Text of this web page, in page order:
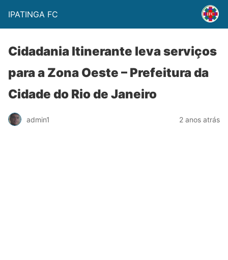
IPATINGA FC
Cidadania Itinerante leva serviços
para a Zona Oeste – Prefeitura da
Cidade do Rio de Janeiro
admin1 2 anos atrás